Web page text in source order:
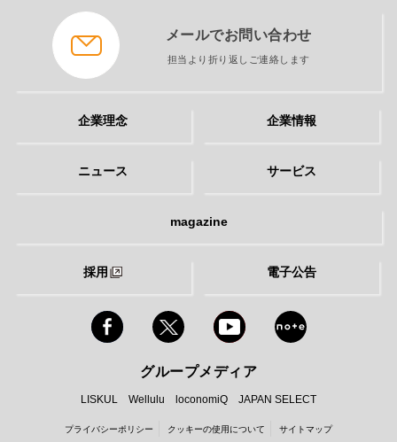
メールでお問い合わせ
担当より折り返しご連絡します
企業理念 企業情報
ニュース サービス
magazine
採用 電子公告
グループメディア
LISKUL Wellulu loconomiQ JAPAN SELECT
プライバシーポリシー クッキーの使用について サイトマップ